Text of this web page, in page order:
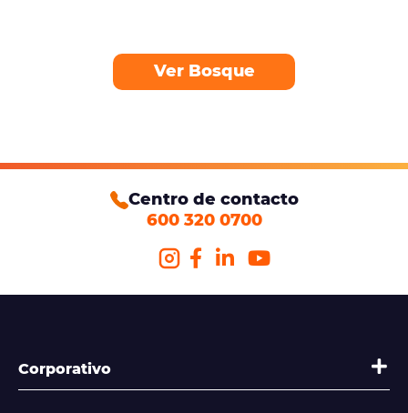
Ver Bosque
Centro de contacto
600 320 0700
Corporativo